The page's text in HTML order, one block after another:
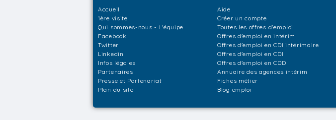
Accueil
1ère visite
Qui sommes-nous - L'équipe
Facebook
Twitter
Linkedin
Infos légales
Partenaires
Presse et Partenariat
Plan du site
Aide
Créer un compte
Toutes les offres d'emploi
Offres d'emploi en intérim
Offres d'emploi en CDI intérimaire
Offres d'emploi en CDI
Offres d'emploi en CDD
Annuaire des agences intérim
Fiches métier
Blog emploi